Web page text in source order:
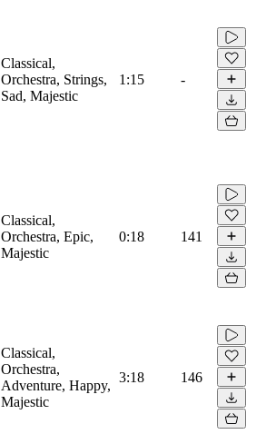
Classical,
Orchestra, Strings,
Sad, Majestic
1:15 -
Classical,
Orchestra, Epic,
Majestic
0:18 141
Classical,
Orchestra,
Adventure, Happy,
Majestic
3:18 146